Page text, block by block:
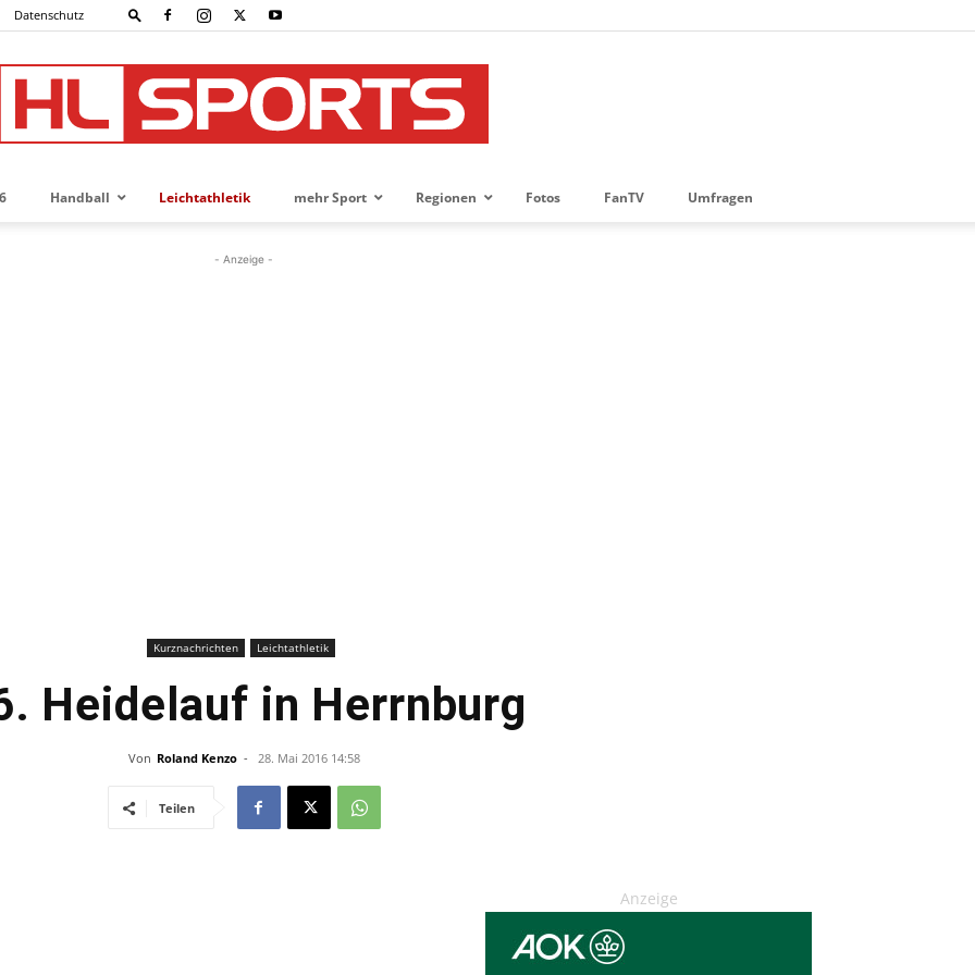
Datenschutz
Sport-
Handball Leichtathletik mehr Sport Regionen Fotos FanTV Umfragen
- Anzeige -
Kurznachrichten Leichtathletik
Heidelauf in Herrnburg
Von Roland Kenzo - 28. Mai 2016 14:58
Teilen
Anzeige